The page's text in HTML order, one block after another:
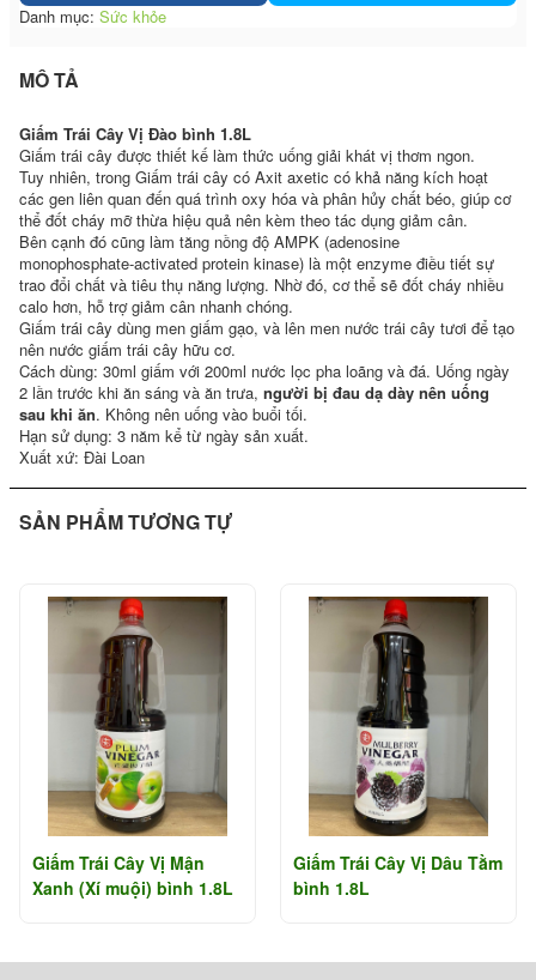
Danh mục: Sức khỏe
MÔ TẢ
Giấm Trái Cây Vị Đào bình 1.8L
Giấm trái cây được thiết kế làm thức uống giải khát vị thơm ngon.
Tuy nhiên, trong Giấm trái cây có Axit axetic có khả năng kích hoạt
các gen liên quan đến quá trình oxy hóa và phân hủy chất béo, giúp cơ
thể đốt cháy mỡ thừa hiệu quả nên kèm theo tác dụng giảm cân.
Bên cạnh đó cũng làm tăng nồng độ AMPK (adenosine
monophosphate-activated protein kinase) là một enzyme điều tiết sự
trao đổi chất và tiêu thụ năng lượng. Nhờ đó, cơ thể sẽ đốt cháy nhiều
calo hơn, hỗ trợ giảm cân nhanh chóng.
Giấm trái cây dùng men giấm gạo, và lên men nước trái cây tươi để tạo
nên nước giấm trái cây hữu cơ.
Cách dùng: 30ml giấm với 200ml nước lọc pha loãng và đá. Uống ngày
2 lần trước khi ăn sáng và ăn trưa, người bị đau dạ dày nên uống
sau khi ăn. Không nên uống vào buổi tối.
Hạn sử dụng: 3 năm kể từ ngày sản xuất.
Xuất xứ: Đài Loan
SẢN PHẨM TƯƠNG TỰ
Giấm Trái Cây Vị Mận
Xanh (Xí muội) bình 1.8L
Giấm Trái Cây Vị Dâu Tằm
bình 1.8L